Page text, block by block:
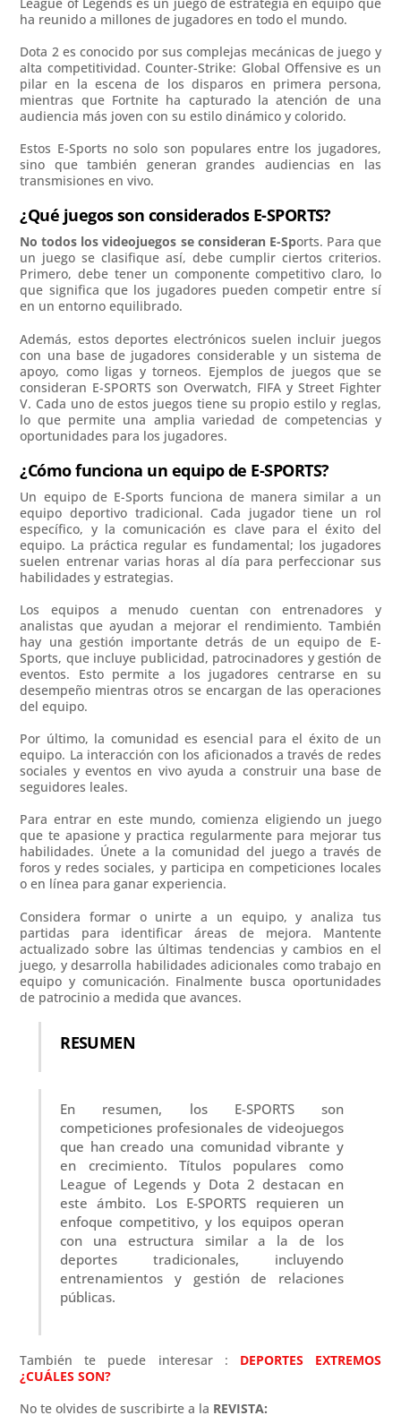
ha reunido a millones de jugadores en todo el mundo.
Dota 2 es conocido por sus complejas mecánicas de juego y
alta competitividad. Counter-Strike: Global Offensive es un
pilar en la escena de los disparos en primera persona,
mientras que Fortnite ha capturado la atención de una
audiencia más joven con su estilo dinámico y colorido.
Estos E-Sports no solo son populares entre los jugadores,
sino que también generan grandes audiencias en las
transmisiones en vivo.
¿Qué juegos son considerados E-SPORTS?
No todos los videojuegos se consideran E-Sports. Para que
un juego se clasifique así, debe cumplir ciertos criterios.
Primero, debe tener un componente competitivo claro, lo
que significa que los jugadores pueden competir entre sí
en un entorno equilibrado.
Además, estos deportes electrónicos suelen incluir juegos
con una base de jugadores considerable y un sistema de
apoyo, como ligas y torneos. Ejemplos de juegos que se
consideran E-SPORTS son Overwatch, FIFA y Street Fighter
V. Cada uno de estos juegos tiene su propio estilo y reglas,
lo que permite una amplia variedad de competencias y
oportunidades para los jugadores.
¿Cómo funciona un equipo de E-SPORTS?
Un equipo de E-Sports funciona de manera similar a un
equipo deportivo tradicional. Cada jugador tiene un rol
específico, y la comunicación es clave para el éxito del
equipo. La práctica regular es fundamental; los jugadores
suelen entrenar varias horas al día para perfeccionar sus
habilidades y estrategias.
Los equipos a menudo cuentan con entrenadores y
analistas que ayudan a mejorar el rendimiento. También
hay una gestión importante detrás de un equipo de E-
Sports, que incluye publicidad, patrocinadores y gestión de
eventos. Esto permite a los jugadores centrarse en su
desempeño mientras otros se encargan de las operaciones
del equipo.
Por último, la comunidad es esencial para el éxito de un
equipo. La interacción con los aficionados a través de redes
sociales y eventos en vivo ayuda a construir una base de
seguidores leales.
Para entrar en este mundo, comienza eligiendo un juego
que te apasione y practica regularmente para mejorar tus
habilidades. Únete a la comunidad del juego a través de
foros y redes sociales, y participa en competiciones locales
o en línea para ganar experiencia.
Considera formar o unirte a un equipo, y analiza tus
partidas para identificar áreas de mejora. Mantente
actualizado sobre las últimas tendencias y cambios en el
juego, y desarrolla habilidades adicionales como trabajo en
equipo y comunicación. Finalmente busca oportunidades
de patrocinio a medida que avances.
RESUMEN
En resumen, los E-SPORTS son
competiciones profesionales de videojuegos
que han creado una comunidad vibrante y
en crecimiento. Títulos populares como
League of Legends y Dota 2 destacan en
este ámbito. Los E-SPORTS requieren un
enfoque competitivo, y los equipos operan
con una estructura similar a la de los
deportes tradicionales, incluyendo
entrenamientos y gestión de relaciones
públicas.
También te puede interesar : DEPORTES EXTREMOS
¿CUÁLES SON?
No te olvides de suscribirte a la REVISTA: